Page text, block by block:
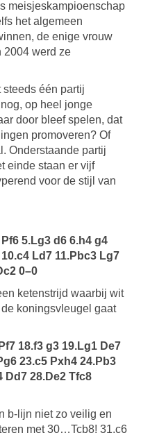
meisjeskampioenschap
het algemeen
de enige vrouw
2004 werd ze
steeds één partij
op heel jonge
door bleef spelen, dat
promoveren? Of
Onderstaande partij
einde staan er vijf
voor de stijl van
5.Lg3 d6 6.h4 g4
Ld7 11.Pbc3 Lg7
0–0
ketenstrijd waarbij wit
koningsvleugel gaat
18.f3 g3 19.Lg1 De7
23.c5 Pxh4 24.Pb3
Dd7 28.De2 Tfc8
b-lijn niet zo veilig en
met 30…Tcb8! 31.c6